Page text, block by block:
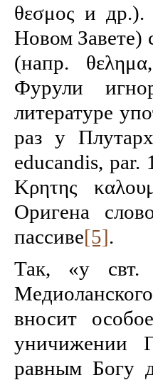
θεσμος и
Новом Завете)
(напр.
Фурули
литературе
раз у
educandis, par.
Κρητης
Оригена
пассиве[5].
Так, «у свт.
вно­сит
уничижении
равным Богу